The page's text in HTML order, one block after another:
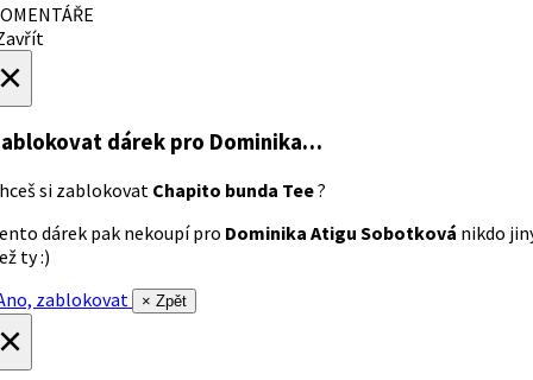
dárek pro Dominika…
si zablokovat Chapito bunda Tee?
dárek pak nekoupí pro Dominika Atigu Sobotková nikdo
ty :)
zablokovat
× Zpět